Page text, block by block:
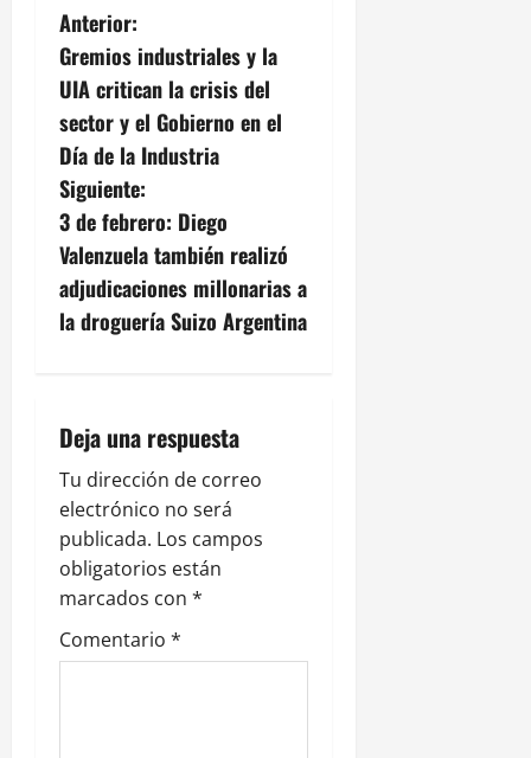
N
a
v
e
g
a
c
ó
n
d
e
e
n
Anterior:
Gremios industriales y la
UIA critican la crisis del
sector y el Gobierno en el
Día de la Industria
Siguiente:
3 de febrero: Diego
Valenzuela también realizó
adjudicaciones millonarias a
la droguería Suizo Argentina
Deja una respuesta
Tu dirección de correo
electrónico no será
publicada. Los campos
obligatorios están
marcados con *
Comentario *